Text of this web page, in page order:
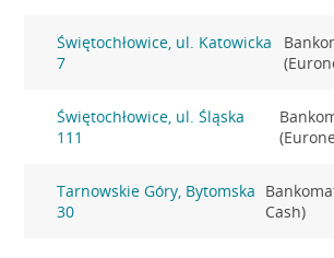
Świętochłowice, ul. Katowicka
7
Świętochłowice, ul. Śląska
111
Tarnowskie Góry, Bytomska
30
Cash)